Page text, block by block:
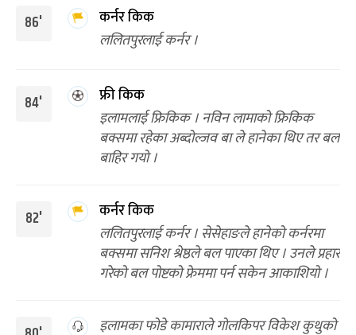
86'
कर्नर किक
ललितपुरलाई कर्नर ।
84'
फ्री किक
इलामलाई फ्रिकिक । नविन लामाको फ्रिकिक
बक्समा रहेका अब्दोल्जव बा ले हानेका थिए तर बल
बाहिर गयो ।
82'
कर्नर किक
ललितपुरलाई कर्नर । सेसेहाङले हानेको कर्नरमा
बक्समा सनिश श्रेष्ठले बल पाएका थिए । उनले प्रहार
गरेको बल पोष्टको फ्रेममा पर्न सकेन आकाशियो ।
इलामका फोडे कामाराले गोलकिपर विकेश कुथुको